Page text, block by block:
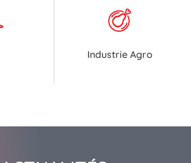
Industrie Agro